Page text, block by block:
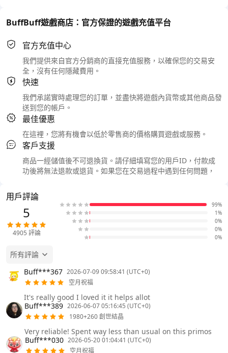
BuffBuff遊戲商店：官方保證的遊戲充值平台
官方充值中心
我們提供來自官方分銷商的直接充值服務，以確保您的交易安
全，沒有任何隱藏費用。
快速
我們承諾實時處理您的訂單，並盡快將遊戲內貨幣或其他商品發
送到您的帳戶。
最佳優惠
在這裡，您將有機會以低於零售商的價格購買遊戲或服務。
客戶支援
商品一經儲值後不可退換貨。請仔細填寫您的用戶ID，付款成
功後將無法退款或退貨。如果您在交易過程中遇到任何問題，
用戶評論
5
4905 評論
99%
1%
0%
0%
0%
所有評論
Buff***367 2026-07-09 09:58:41 (UTC+0)
空月祝福
It's really good I loved it it helps allot
Buff***389 2026-06-07 05:16:45 (UTC+0)
1980+260 創世結晶
Very reliable! Spent way less than usual on this primos
Buff***030 2026-05-20 01:04:41 (UTC+0)
空月祝福